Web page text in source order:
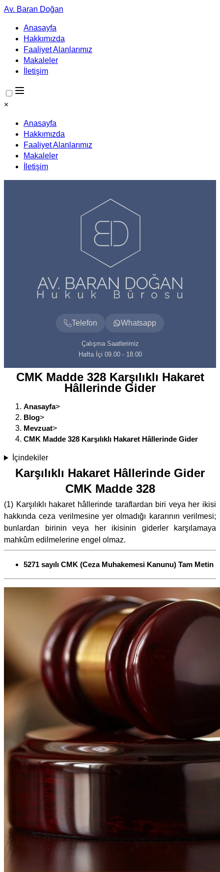
Av. Baran Doğan
Anasayfa
Hakkımızda
Faaliyet Alanlarımız
Makaleler
İletişim
×
Anasayfa
Hakkımızda
Faaliyet Alanlarımız
Makaleler
İletişim
Telefon Whatsapp
Çalışma Saatlerimiz
Hafta İçi 09.00 - 18.00
CMK Madde 328 Karşılıklı Hakaret
Hâllerinde Gider
Anasayfa>
Blog>
Mevzuat>
CMK Madde 328 Karşılıklı Hakaret Hâllerinde Gider
İçindekiler
Karşılıklı Hakaret Hâllerinde Gider
CMK Madde 328
(1) Karşılıklı hakaret hâllerinde taraflardan biri veya her ikisi
hakkında ceza verilmesine yer olmadığı kararının verilmesi;
bunlardan birinin veya her ikisinin giderler karşılamaya
mahkûm edilmelerine engel olmaz.
5271 sayılı CMK (Ceza Muhakemesi Kanunu) Tam Metin